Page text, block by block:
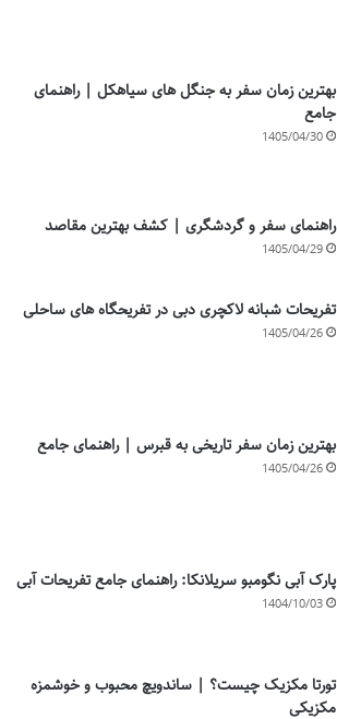
بهترین زمان سفر به جنگل های سیاهکل | راهنمای
جامع
1405/04/30
راهنمای سفر و گردشگری | کشف بهترین مقاصد
1405/04/29
تفریحات شبانه لاکچری دبی در تفریحگاه های ساحلی
1405/04/26
بهترین زمان سفر تاریخی به قبرس | راهنمای جامع
1405/04/26
پارک آبی نگومبو سریلانکا: راهنمای جامع تفریحات آبی
1404/10/03
تورتا مکزیک چیست؟ | ساندویچ محبوب و خوشمزه
مکزیکی